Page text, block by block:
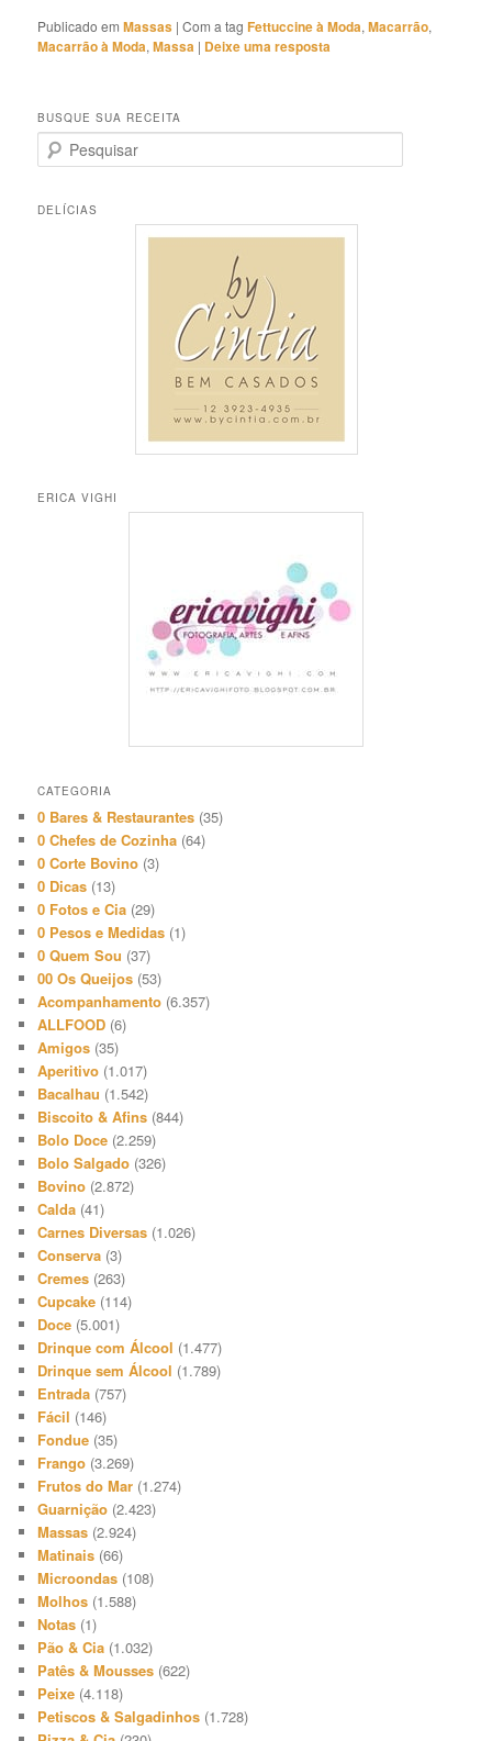
Publicado em Massas |Com a tagFettuccine à Moda,Macarrão,
Macarrão à Moda,Massa | Deixe uma resposta
BUSQUE SUA RECEITA
e
q
DELÍCIAS
ERICA VIGHI
CATEGORIA
0 Bares & Restaurantes (35)
0 Chefes de Cozinha (64)
0 Corte Bovino (3)
0 Dicas (13)
0 Fotos e Cia (29)
0 Pesos e Medidas (1)
0 Quem Sou (37)
00 Os Queijos (53)
Acompanhamento (6.357)
ALLFOOD (6)
Amigos (35)
Aperitivo (1.017)
Bacalhau (1.542)
Biscoito & Afins (844)
Bolo Doce (2.259)
Bolo Salgado (326)
Bovino (2.872)
Calda (41)
Carnes Diversas (1.026)
Conserva (3)
Cremes (263)
Cupcake (114)
Doce (5.001)
Drinque com Álcool (1.477)
Drinque sem Álcool (1.789)
Entrada (757)
Fácil (146)
Fondue (35)
Frango (3.269)
Frutos do Mar (1.274)
Guarnição (2.423)
Massas (2.924)
Matinais (66)
Microondas (108)
Molhos (1.588)
Notas (1)
Pão & Cia (1.032)
Patês & Mousses (622)
Peixe (4.118)
Petiscos & Salgadinhos (1.728)